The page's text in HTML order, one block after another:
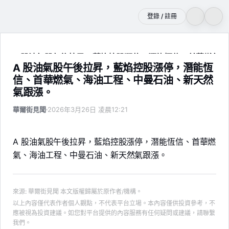
登錄 / 註冊
A 股油氣股午後拉昇，藍焰控股漲停，潛能恆信、首華燃氣
A 股油氣股午後拉昇，藍焰控股漲停，潛能恆
信、首華燃氣、海油工程、中曼石油、新天然
氣跟漲。
華爾街見聞 2026年3月26日 凌晨12:21
A 股油氣股午後拉昇，藍焰控股漲停，潛能恆信、首華燃
氣、海油工程、中曼石油、新天然氣跟漲。
來源: 華爾街見聞 本文版權歸屬於原作者/機構。
以上內容僅代表作者個人觀點，不代表平台立場。本內容僅供投資參考，不
應被視為投資建議。如您對平台提供的內容服務有任何疑問或建議，請聯繫
我們。